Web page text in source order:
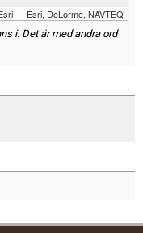
— Esri, DeLorme, NAVTEQ
i. Det är med andra ord